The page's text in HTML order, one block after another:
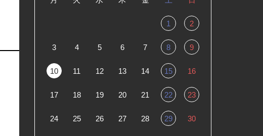
1 2
3 4 5 6 7 8 9
10 11 12 13 14 15 16
17 18 19 20 21 22 23
24 25 26 27 28 29 30